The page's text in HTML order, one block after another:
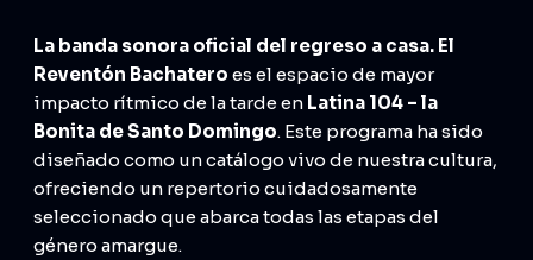
La banda sonora oficial del regreso a casa. El
Reventón Bachatero es el espacio de mayor
impacto rítmico de la tarde en Latina 104 – la
Bonita de Santo Domingo. Este programa ha sido
diseñado como un catálogo vivo de nuestra cultura,
ofreciendo un repertorio cuidadosamente
seleccionado que abarca todas las etapas del
género amargue.